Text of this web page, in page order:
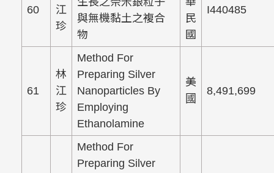
60
江
珍
與無機黏土之複合
物
民
國
I440485
61
林
江
珍
Method For
Preparing Silver
Nanoparticles By
Employing
Ethanolamine
美
國
8,491,699
Method For
Preparing Silver